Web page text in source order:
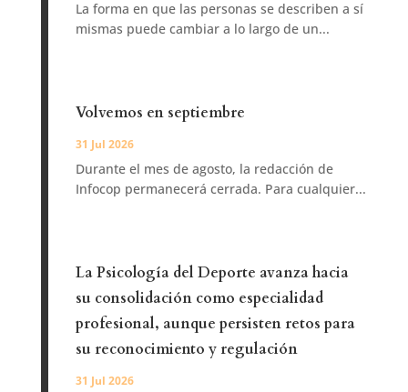
La forma en que las personas se describen a sí
mismas puede cambiar a lo largo de un...
Volvemos en septiembre
31 Jul 2026
Durante el mes de agosto, la redacción de
Infocop permanecerá cerrada. Para cualquier...
La Psicología del Deporte avanza hacia
su consolidación como especialidad
profesional, aunque persisten retos para
su reconocimiento y regulación
31 Jul 2026